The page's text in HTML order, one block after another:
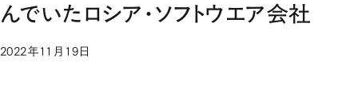
んでいたロシア・ソフトウエア会社
2022年11月19日